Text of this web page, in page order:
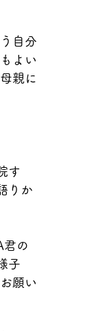
自分
よい
親に
す
りか
君の
子
願い